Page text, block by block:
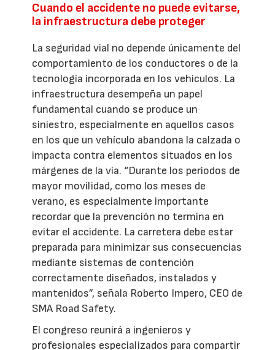
Cuando el accidente no puede evitarse,
la infraestructura debe proteger
La seguridad vial no depende únicamente del
comportamiento de los conductores o de la
tecnología incorporada en los vehículos. La
infraestructura desempeña un papel
fundamental cuando se produce un
siniestro, especialmente en aquellos casos
en los que un vehículo abandona la calzada o
impacta contra elementos situados en los
márgenes de la vía. “Durante los periodos de
mayor movilidad, como los meses de
verano, es especialmente importante
recordar que la prevención no termina en
evitar el accidente. La carretera debe estar
preparada para minimizar sus consecuencias
mediante sistemas de contención
correctamente diseñados, instalados y
mantenidos”, señala Roberto Impero, CEO de
SMA Road Safety.
El congreso reunirá a ingenieros y
profesionales especializados para compartir